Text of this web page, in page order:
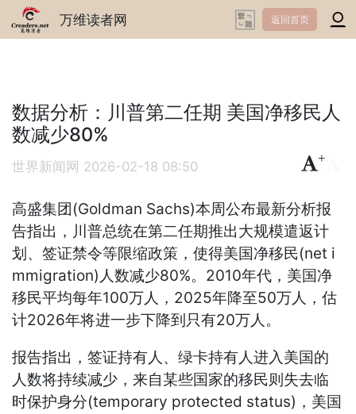
万维读者网 返回首页
数据分析：川普第二任期 美国净移民人
数减少80%
世界新闻网 2026-02-18 08:50
+
高盛集团(Goldman Sachs)本周公布最新分析报
告指出，川普总统在第二任期推出大规模遣返计
划、签证禁令等限缩政策，使得美国净移民(net i
mmigration)人数减少80%。2010年代，美国净
移民平均每年100万人，2025年降至50万人，估
计2026年将进一步下降到只有20万人。
报告指出，签证持有人、绿卡持有人进入美国的
人数将持续减少，来自某些国家的移民则失去临
时保护身分(temporary protected status)，美国